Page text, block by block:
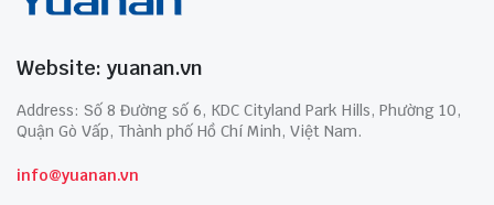
Website: yuanan.vn
Address: Số 8 Đường số 6, KDC Cityland Park Hills, Phường 10,
Quận Gò Vấp, Thành phố Hồ Chí Minh, Việt Nam.
info@yuanan.vn